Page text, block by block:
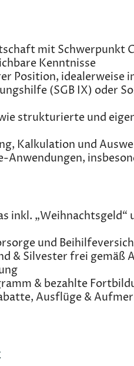
mit Schwerpunkt
Kenntnisse
Position, idealerweise
(SGB IX) oder
strukturierte und
Kalkulation und
inkl. „Weihnachtsgeld“
und
& Silvester frei gemäß
& bezahlte
Ausflüge &